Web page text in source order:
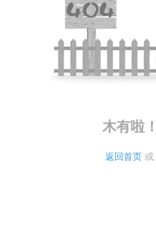
木有啦！
返回首页 或